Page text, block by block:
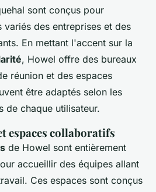
sont conçus pour
variés des entreprises et des
En mettant l'accent sur la
, Howel offre des bureaux
réunion et des espaces
être adaptés selon les
de chaque utilisateur.
espaces collaboratifs
de Howel sont entièrement
accueillir des équipes allant
Ces espaces sont conçus